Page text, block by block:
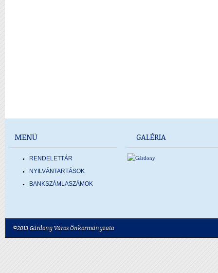
MENÜ
RENDELETTÁR
NYILVÁNTARTÁSOK
BANKSZÁMLASZÁMOK
GALÉRIA
©2013 Gárdony Város Önkormányzata